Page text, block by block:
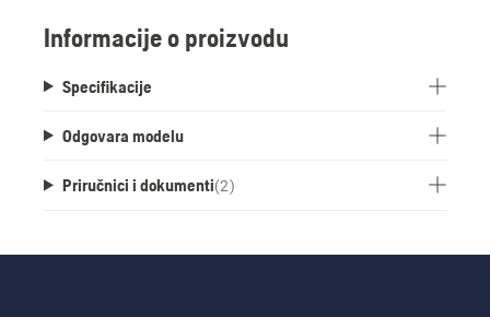
Informacije o proizvodu
Specifikacije
Odgovara modelu
Priručnici i dokumenti(2)